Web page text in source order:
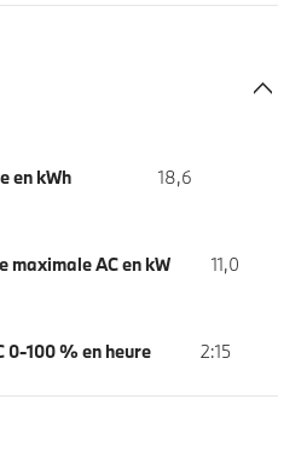
en kWh 18,6
maximale AC en kW 11,0
0-100 % en heure 2:15